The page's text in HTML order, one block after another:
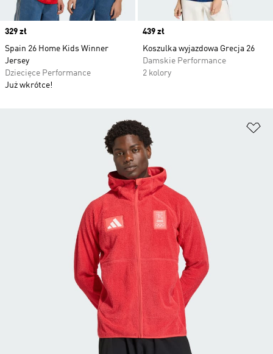
Price
329 zł
Spain 26 Home Kids Winner
Jersey
Dziecięce Performance
Już wkrótce!
Price
439 zł
Koszulka wyjazdowa Grecja 26
Damskie Performance
2 kolory